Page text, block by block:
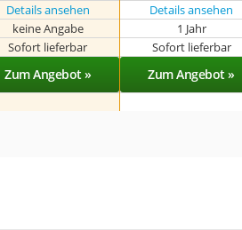
Details ansehen Details ansehen
keine Angabe 1 Jahr
Sofort lieferbar Sofort lieferbar
Zum Angebot » Zum Angebot »